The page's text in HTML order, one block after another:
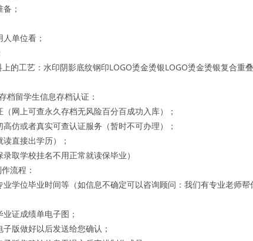
；
单位看；
的工艺：水印阴影底纹钢印LOGO烫金烫银LOGO烫金烫银复合重
档留学生信息存档认证：
网上可查永久存档无风险百分百成功入库）；
仿或者真实可查认证服务（暂时不可办理）；
直接出学历）；
取学校挂名不用正常就读保毕业）
流程：
学位毕业时间等（如信息不确定可以咨询顾问：我们有专业老师
证成绩单电子图；
版做好以后发送给您确认；